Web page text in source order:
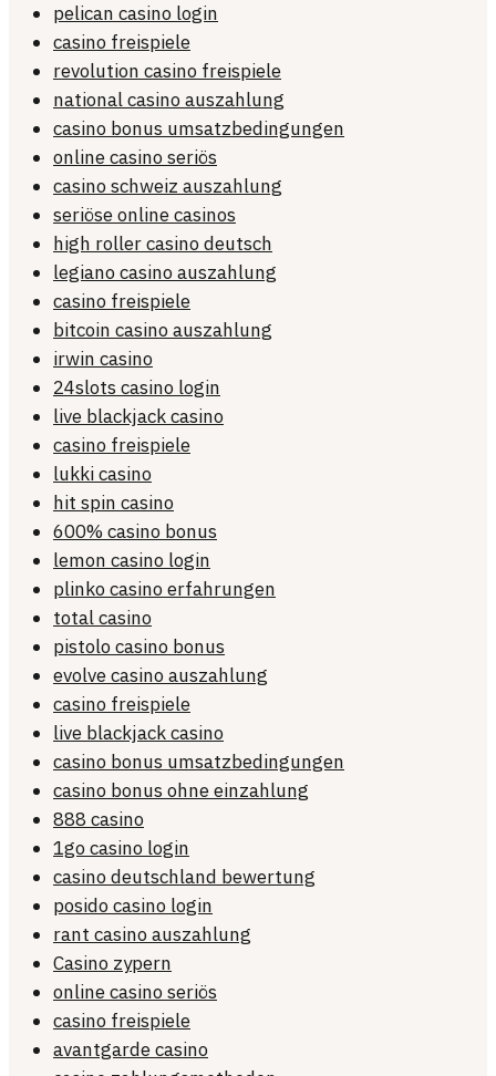
pelican casino login
casino freispiele
revolution casino freispiele
national casino auszahlung
casino bonus umsatzbedingungen
online casino seriös
casino schweiz auszahlung
seriöse online casinos
high roller casino deutsch
legiano casino auszahlung
casino freispiele
bitcoin casino auszahlung
irwin casino
24slots casino login
live blackjack casino
casino freispiele
lukki casino
hit spin casino
600% casino bonus
lemon casino login
plinko casino erfahrungen
total casino
pistolo casino bonus
evolve casino auszahlung
casino freispiele
live blackjack casino
casino bonus umsatzbedingungen
casino bonus ohne einzahlung
888 casino
1go casino login
casino deutschland bewertung
posido casino login
rant casino auszahlung
Casino zypern
online casino seriös
casino freispiele
avantgarde casino